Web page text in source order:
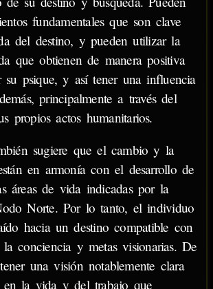
fundamentales que son clave
del destino, y pueden utilizar la
que obtienen de manera positiva
su psique, y así tener una influencia
principalmente a través del
propios actos humanitarios.
sugiere que el cambio y la
en armonía con el desarrollo de
áreas de vida indicadas por la
Norte. Por lo tanto, el individuo
hacia un destino compatible con
conciencia y metas visionarias. De
una visión notablemente clara
en la vida y del trabajo que